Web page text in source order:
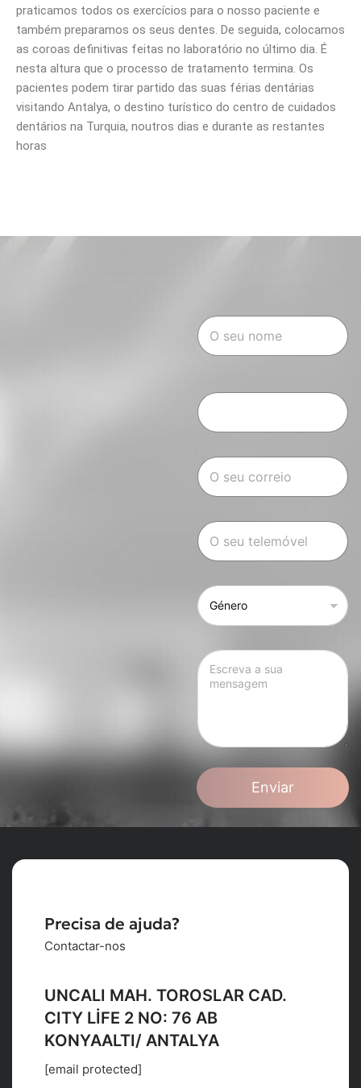
praticamos todos os exercícios para o nosso paciente e
também preparamos os seus dentes. De seguida, colocamos
as coroas definitivas feitas no laboratório no último dia. É
nesta altura que o processo de tratamento termina. Os
pacientes podem tirar partido das suas férias dentárias
visitando Antalya, o destino turístico do centro de cuidados
dentários na Turquia, noutros dias e durante as restantes
horas
Enviar
Precisa de ajuda?
Contactar-nos
UNCALI MAH. TOROSLAR CAD.
CITY LİFE 2 NO: 76 AB
KONYAALTI/ ANTALYA
[email protected]